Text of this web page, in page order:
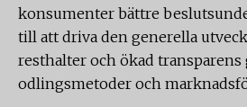
konsumenter bättre
till att driva den generella
resthalter och ökad
odlingsmetoder och